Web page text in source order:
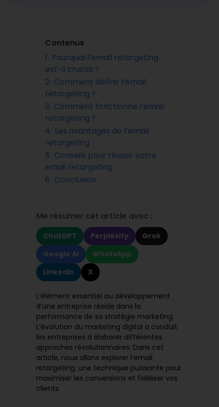
Contenus
1. Pourquoi l’email retargeting
est-il crucial ?
2. Comment définir l’email
retargeting ?
3. Comment fonctionne l’email
retargeting ?
4. Les avantages de l’email
retargeting
5. Conseils pour réussir votre
email retargeting
6. Conclusion
Me résumer cet article avec :
ChatGPT Perplexity
Grok
Google AI
WhatsApp
LinkedIn
X
L’élément essentiel au développement
d’une entreprise réside dans la
performance de sa stratégie marketing.
L’évolution du marketing digital a conduit
les entreprises à élaborer différentes
approches révolutionnaires. Dans cet
article, nous allons explorer l’email
retargeting, une technique puissante pour
maximiser les conversions et fidéliser vos
clients.